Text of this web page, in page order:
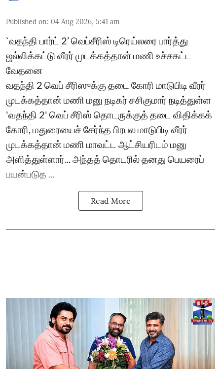
Published on: 04 Aug 2026, 5:41 am
`வதந்தி பார்ட் 2’ வெப்சீரிஸ் டிரெய்லரை பார்த்து
ஜல்லிக்கட்டு வீரர் முடக்கத்தான் மணி உச்சகட்ட
வேதனை
வதந்தி 2 வெப் சீரிஸுக்கு தடை கோரி மாடுபிடி வீரர்
முடக்கத்தான் மணி மனு நடிகர் சசிகுமார் நடித்துள்ள
'வதந்தி 2' வெப் சீரிஸ் தொடருக்குத் தடை விதிக்கக்
கோரி, மதுரையைச் சேர்ந்த பிரபல மாடுபிடி வீரர்
முடக்கத்தான் மணி மாவட்ட ஆட்சியரிடம் மனு
அளித்துள்ளார்... அந்தத் தொடரில் தனது பெயரைப்
பயன்படுத ...
Read More